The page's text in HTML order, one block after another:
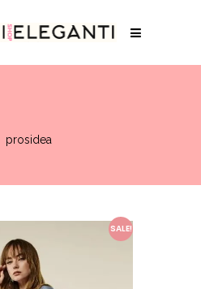
prosidea
SALE!